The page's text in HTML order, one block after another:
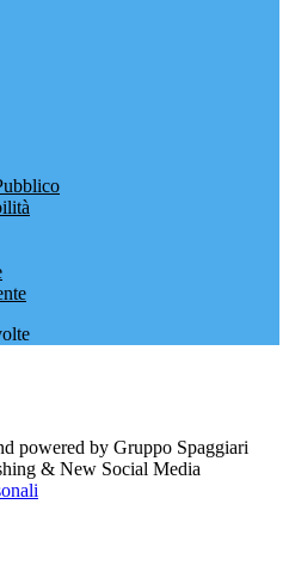
powered by Gruppo Spaggiari
& New Social Media